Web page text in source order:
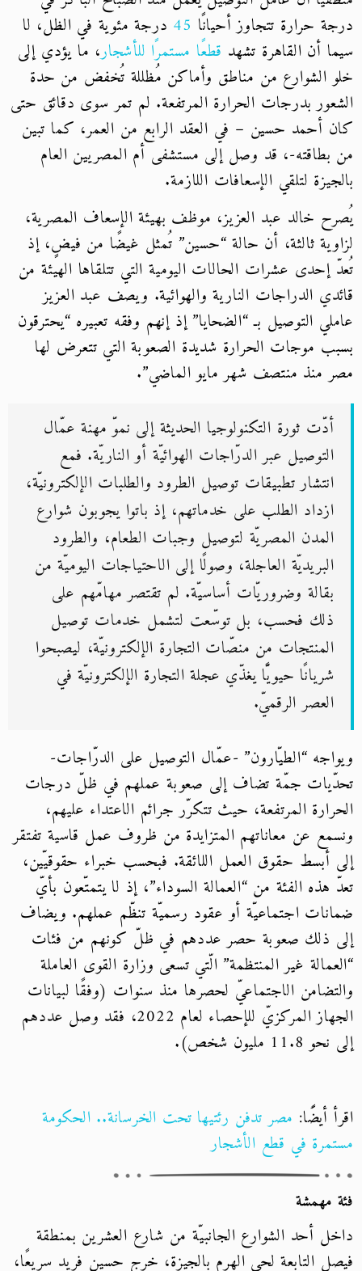
درجة حرارة تتجاوز أحيانًا 45 درجة مئوية في الظل، لا
سيما أن القاهرة تشهد قطعًا مستمرًا للأشجار، ما يؤدي إلى
خلو الشوارع من مناطق وأماكن مُظللة تُخفض من حدة
الشعور بدرجات الحرارة المرتفعة. لم تمر سوى دقائق حتى
كان أحمد حسين – في العقد الرابع من العمر، كما تبين
من بطاقته-، قد وصل إلى مستشفى أم المصريين العام
بالجيزة لتلقي الإسعافات اللازمة.
يُصرح خالد عبد العزيز، موظف بهيئة الإسعاف المصرية،
لزاوية ثالثة، أن حالة “حسين” تُمثل غيضًا من فيضٍ، إذ
تُعدّ إحدى عشرات الحالات اليومية التي تتلقاها الهيئة من
قائدي الدراجات النارية والهوائية. ويصف عبد العزيز
عاملي التوصيل بـ “الضحايا” إذ إنهم وفقه تعبيره “يحترقون
بسبب موجات الحرارة شديدة الصعوبة التي تتعرض لها
مصر منذ منتصف شهر مايو الماضي”.
أدّت ثورة التكنولوجيا الحديثة إلى نموّ مهنة عمّال
التوصيل عبر الدرّاجات الهوائيّة أو الناريّة. فمع
انتشار تطبيقات توصيل الطرود والطلبات الإلكترونيّة،
ازداد الطلب على خدماتهم، إذ باتوا يجوبون شوارع
المدن المصريّة لتوصيل وجبات الطعام، والطرود
البريديّة العاجلة، وصولًا إلى الاحتياجات اليوميّة من
بقالة وضروريّات أساسيّة. لم تقتصر مهامّهم على
ذلك فحسب، بل توسّعت لتشمل خدمات توصيل
المنتجات من منصّات التجارة الإلكترونيّة، ليصبحوا
شريانًا حيويًّا يغذّي عجلة التجارة الإلكترونيّة في
العصر الرقميّ.
ويواجه “الطيّارون” -عمّال التوصيل على الدرّاجات-
تحدّيات جمّة تضاف إلى صعوبة عملهم في ظلّ درجات
الحرارة المرتفعة، حيث تتكرّر جرائم الاعتداء عليهم،
ونسمع عن معاناتهم المتزايدة من ظروف عمل قاسية تفتقر
إلى أبسط حقوق العمل اللائقة. فبحسب خبراء حقوقيّين،
تعدّ هذه الفئة من “العمالة السوداء”، إذ لا يتمتّعون بأيّ
ضمانات اجتماعيّة أو عقود رسميّة تنظّم عملهم. ويضاف
إلى ذلك صعوبة حصر عددهم في ظلّ كونهم من فئات
“العمالة غير المنتظمة” الّتي تسعى وزارة القوى العاملة
والتضامن الاجتماعيّ لحصرها منذ سنوات (وفقًا لبيانات
الجهاز المركزيّ للإحصاء لعام 2022، فقد وصل عددهم
إلى نحو 11.8 مليون شخص)
.
اقرأ أيضًَا: مصر تدفن رئتيها تحت الخرسانة.. الحكومة
مستمرة في قطع الأشجار
فئة مهمشة
داخل أحد الشوارع الجانبيّة من شارع العشرين بمنطقة
فيصل التابعة لحي الهرم بالجيزة، خرج حسين فريد سريعًا،